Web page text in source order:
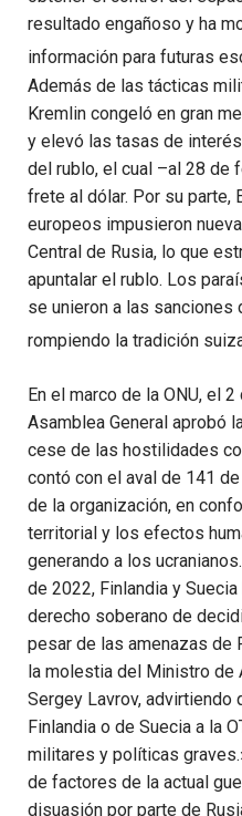
resultado engañoso y ha
información para futuras
Además de las tácticas
Kremlin congeló en gran
y elevó las tasas de
del rublo, el cual –al 28 de
frete al dólar. Por su parte,
europeos impusieron
Central de Rusia, lo que
apuntalar el rublo. Los
se unieron a las sanciones
rompiendo la tradición
En el marco de la ONU, el
Asamblea General aprobó
cese de las hostilidades
contó con el aval de 141
de la organización, en
territorial y los efectos
generando a los
de 2022, Finlandia y
derecho soberano de
pesar de las amenazas de
la molestia del Ministro de
Sergey Lavrov, advirtiendo
Finlandia o de Suecia a la
militares y políticas
de factores de la actual
disuasión por parte de